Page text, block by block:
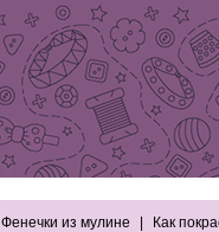
Фенечки из мулине Как